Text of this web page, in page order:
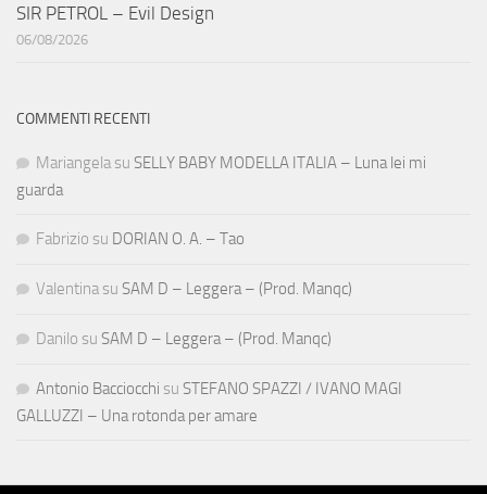
SIR PETROL – Evil Design
06/08/2026
COMMENTI RECENTI
Mariangela su SELLY BABY MODELLA ITALIA – Luna lei mi
guarda
Fabrizio su DORIAN O. A. – Tao
Valentina su SAM D – Leggera – (Prod. Manqc)
Danilo su SAM D – Leggera – (Prod. Manqc)
Antonio Bacciocchi su STEFANO SPAZZI / IVANO MAGI
GALLUZZI – Una rotonda per amare